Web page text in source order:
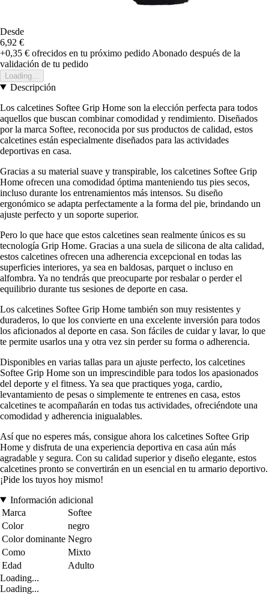
Desde
6,92 €
+0,35 € ofrecidos en tu próximo pedido Abonado después de la
validación de tu pedido
Loading...
Descripción
Los calcetines Softee Grip Home son la elección perfecta para todos
aquellos que buscan combinar comodidad y rendimiento. Diseñados
por la marca Softee, reconocida por sus productos de calidad, estos
calcetines están especialmente diseñados para las actividades
deportivas en casa.
Gracias a su material suave y transpirable, los calcetines Softee Grip
Home ofrecen una comodidad óptima manteniendo tus pies secos,
incluso durante los entrenamientos más intensos. Su diseño
ergonómico se adapta perfectamente a la forma del pie, brindando un
ajuste perfecto y un soporte superior.
Pero lo que hace que estos calcetines sean realmente únicos es su
tecnología Grip Home. Gracias a una suela de silicona de alta calidad,
estos calcetines ofrecen una adherencia excepcional en todas las
superficies interiores, ya sea en baldosas, parquet o incluso en
alfombra. Ya no tendrás que preocuparte por resbalar o perder el
equilibrio durante tus sesiones de deporte en casa.
Los calcetines Softee Grip Home también son muy resistentes y
duraderos, lo que los convierte en una excelente inversión para todos
los aficionados al deporte en casa. Son fáciles de cuidar y lavar, lo que
te permite usarlos una y otra vez sin perder su forma o adherencia.
Disponibles en varias tallas para un ajuste perfecto, los calcetines
Softee Grip Home son un imprescindible para todos los apasionados
del deporte y el fitness. Ya sea que practiques yoga, cardio,
levantamiento de pesas o simplemente te entrenes en casa, estos
calcetines te acompañarán en todas tus actividades, ofreciéndote una
comodidad y adherencia inigualables.
Así que no esperes más, consigue ahora los calcetines Softee Grip
Home y disfruta de una experiencia deportiva en casa aún más
agradable y segura. Con su calidad superior y diseño elegante, estos
calcetines pronto se convertirán en un esencial en tu armario deportivo.
¡Pide los tuyos hoy mismo!
Información adicional
Marca
Softee
Color
negro
Color dominante Negro
Como
Mixto
Edad
Adulto
Loading...
Loading...